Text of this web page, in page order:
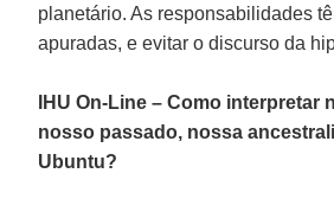
planetário. As responsabilidades
apuradas, e evitar o discurso da
IHU On-Line – Como interpretar
nosso passado, nossa
Ubuntu?